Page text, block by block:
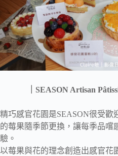
｜SEASON Artisan
精巧感官花園是SEASON很受歡
的莓果隨季節更換，讓每季品嚐
驗。
以莓果與花的理念創造出感官花